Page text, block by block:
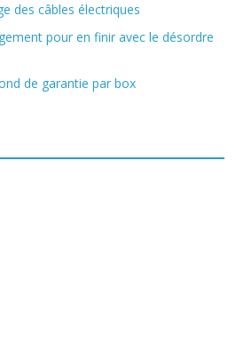
des câbles électriques
pour en finir avec le désordre
de garantie par box